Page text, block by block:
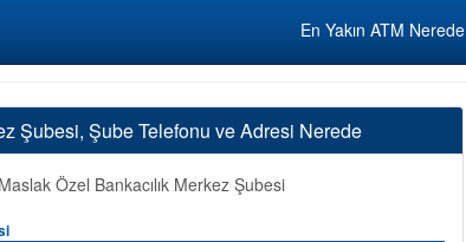
En Yakın ATM Nerede
Şubesi, Şube Telefonu ve Adresi Nerede
Özel Bankacılık Merkez Şubesi